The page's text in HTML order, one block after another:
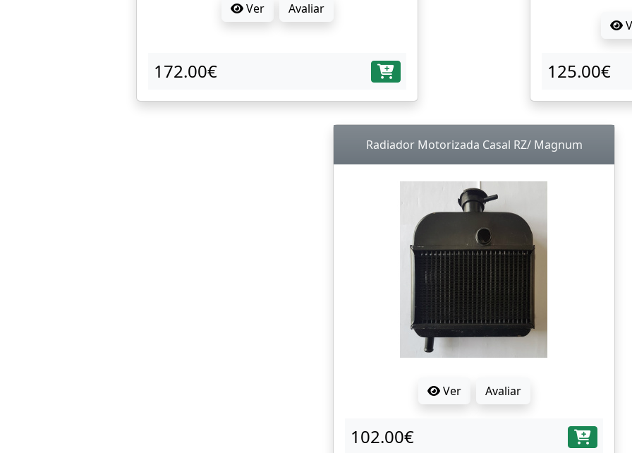
Ver Avaliar
172.00€ 125.00€
Radiador Motorizada Casal RZ/ Magnum
Ver Avaliar
102.00€